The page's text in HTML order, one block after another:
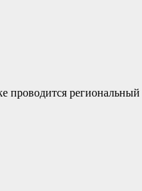
проводится региональный